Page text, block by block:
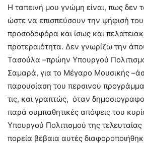
Η ταπεινή μου γνώμη είναι, πως δεν
ώστε να επισπεύσουν την ψήφισή
προσοδοφόρα και ίσως και
προτεραιότητα. Δεν γνωρίζω την
Τασούλα –πρώην Υπουργού
Σαμαρά, για το Μέγαρο Μουσικής
παρουσίαση του περσινού
τις, και γραπτώς, όταν
παρά συμπαθητικές απόψεις του
Υπουργού Πολιτισμού της
πορεία βέβαια αυτές